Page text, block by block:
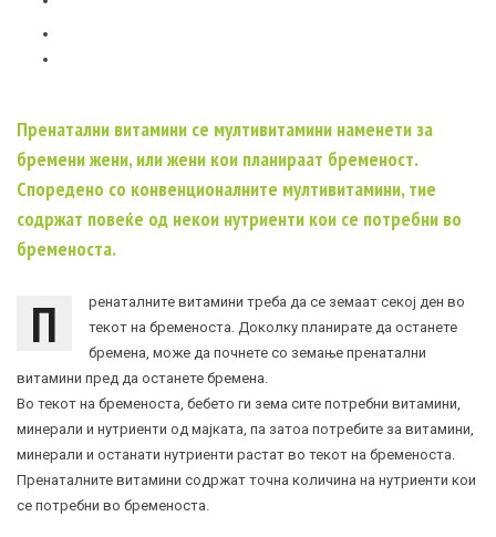
Пренатални витамини се мултивитамини наменети за
бремени жени, или жени кои планираат бременост.
Споредено со конвенционалните мултивитамини, тие
содржат повеќе од некои нутриенти кои се потребни во
бременоста.
П
ренаталните витамини треба да се земаат секој ден во
текот на бременоста. Доколку планирате да останете
бремена, може да почнете со земање пренатални
витамини пред да останете бремена.
Во текот на бременоста, бебето ги зема сите потребни витамини,
минерали и нутриенти од мајката, па затоа потребите за витамини,
минерали и останати нутриенти растат во текот на бременоста.
Пренаталните витамини содржат точна количина на нутриенти кои
се потребни во бременоста.